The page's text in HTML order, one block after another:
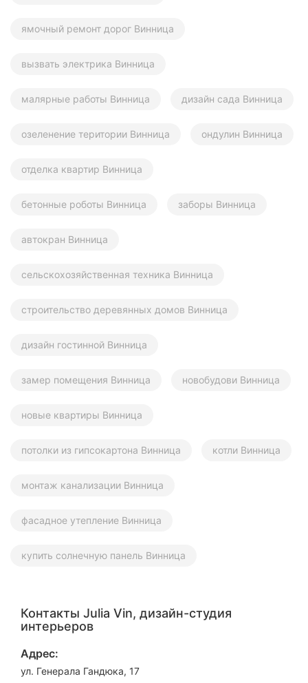
ямочный ремонт дорог Винница
вызвать электрика Винница
малярные работы Винница дизайн сада Винница
озеленение територии Винница ондулин Винница
отделка квартир Винница
бетонные роботы Винница заборы Винница
автокран Винница
сельскохозяйственная техника Винница
строительство деревянных домов Винница
дизайн гостинной Винница
замер помещения Винница новобудови Винница
новые квартиры Винница
потолки из гипсокартона Винница котли Винница
монтаж канализации Винница
фасадное утепление Винница
купить солнечную панель Винница
Контакты Julia Vin, дизайн-студия
интерьеров
Адрес:
ул. Генерала Гандюка, 17